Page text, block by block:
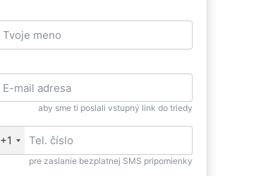
aby sme ti poslali vstupný link do triedy
+1
pre zaslanie bezplatnej SMS pripomienky